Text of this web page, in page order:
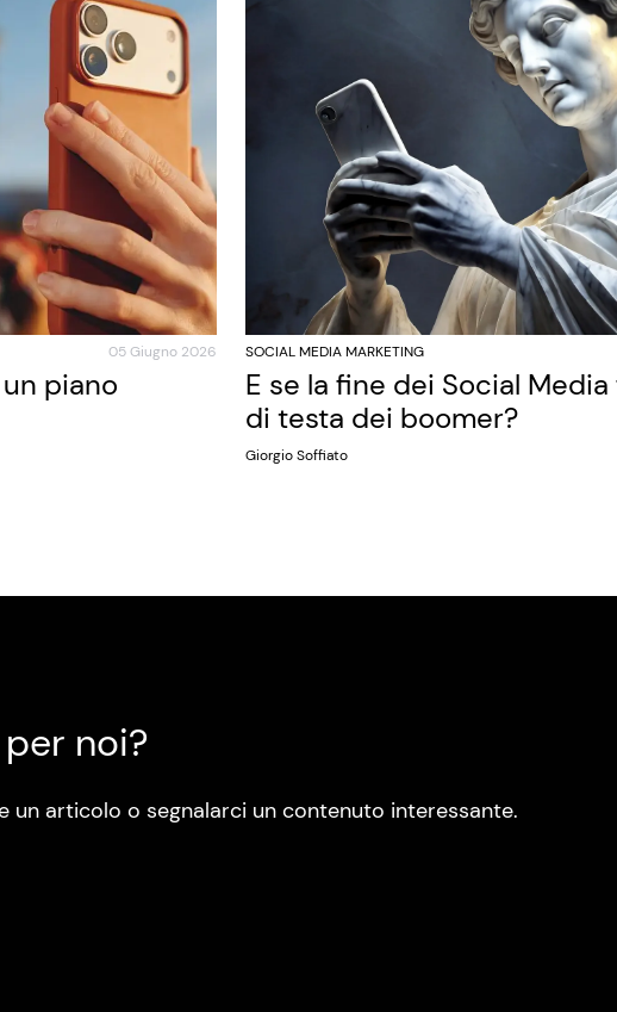
05 Giugno 2026
piano
SOCIAL MEDIA MARKETING
E se la fine dei Social
di testa dei boomer?
Giorgio Soffiato
noi?
articolo o segnalarci un contenuto interessante.